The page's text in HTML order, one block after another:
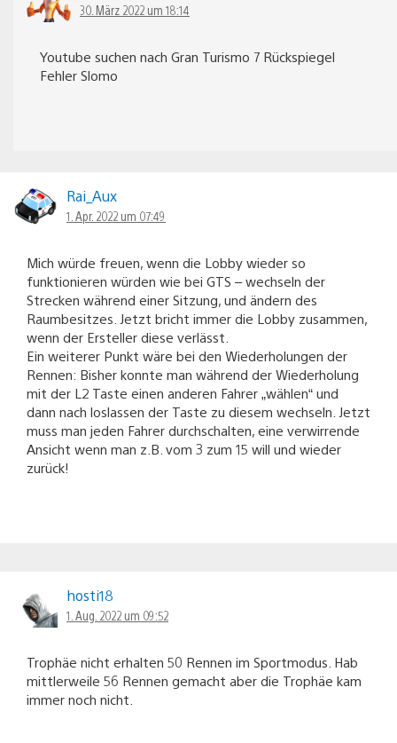
30. März 2022 um 18:14
Youtube suchen nach Gran Turismo 7 Rückspiegel
Fehler Slomo
Rai_Aux
1. Apr. 2022 um 07:49
Mich würde freuen, wenn die Lobby wieder so
funktionieren würden wie bei GTS – wechseln der
Strecken während einer Sitzung, und ändern des
Raumbesitzes. Jetzt bricht immer die Lobby zusammen,
wenn der Ersteller diese verlässt.
Ein weiterer Punkt wäre bei den Wiederholungen der
Rennen: Bisher konnte man während der Wiederholung
mit der L2 Taste einen anderen Fahrer „wählen“ und
dann nach loslassen der Taste zu diesem wechseln. Jetzt
muss man jeden Fahrer durchschalten, eine verwirrende
Ansicht wenn man z.B. vom 3 zum 15 will und wieder
zurück!
hosti18
1. Aug. 2022 um 09:52
Trophäe nicht erhalten 50 Rennen im Sportmodus. Hab
mittlerweile 56 Rennen gemacht aber die Trophäe kam
immer noch nicht.